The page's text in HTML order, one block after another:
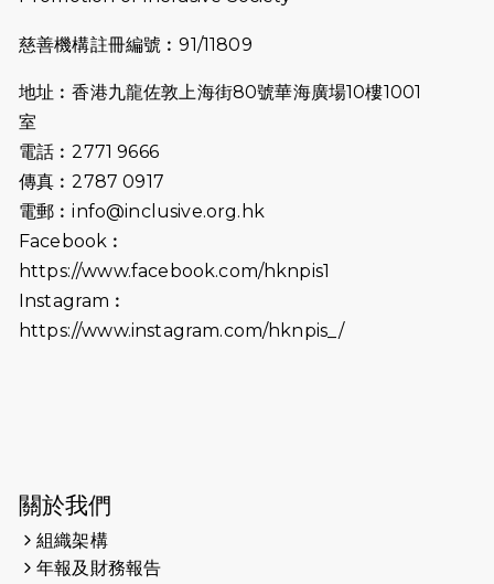
2026-07-09
猛龍長跑隊恆常練習 - 7月9日（19:00
2026-07-02
2026-06-25
（19:00開始）
2026-06-18
猛龍長跑隊恆常練習 - 6月18日
2026-06-11
猛龍長跑隊恆常練習 - 6月11日（19:00
2026-05-28
2026-05-22
慈善機構註冊編號︰91/11809
地址︰香港九龍佐敦上海街80號華海廣場10樓1001
室
電話︰2771 9666
傳真︰2787 0917
電郵︰info@inclusive.org.hk
Facebook︰
https://www.facebook.com/hknpis1
Instagram︰
https://www.instagram.com/hknpis_/
關於我們
組織架構
年報及財務報告